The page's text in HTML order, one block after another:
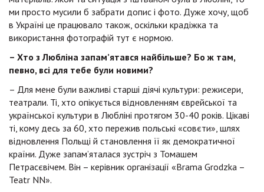
ми просто мусили б забрати допис і фото. Дуже хочу, щоб
в Україні це працювало також, оскільки крадіжка та
використання фотографій тут є нормою.
– Хто з Любліна запам’ятався найбільше? Бо ж там,
певно, всі для тебе були новими?
– Для мене були важливі старші діячі культури: режисери,
театрали. Ті, хто опікується відновленням єврейської та
української культури в Любліні протягом 30-40 років. Цікаві
ті, кому десь за 60, хто пережив польські «совєти», шлях
відновлення Польщі й становлення її як демократичної
країни. Дуже запам’яталася зустріч з Томашем
Петрасєвічем. Він – керівник організації «Brama Grodzka –
Teatr NN».